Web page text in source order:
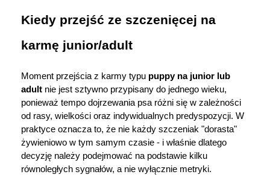
Kiedy przejść ze szczenięcej na
karmę junior/adult
Moment przejścia z karmy typu puppy na junior lub
adult nie jest sztywno przypisany do jednego wieku,
ponieważ tempo dojrzewania psa różni się w zależności
od rasy, wielkości oraz indywidualnych predyspozycji. W
praktyce oznacza to, że nie każdy szczeniak "dorasta"
żywieniowo w tym samym czasie - i właśnie dlatego
decyzję należy podejmować na podstawie kilku
równoległych sygnałów, a nie wyłącznie metryki.